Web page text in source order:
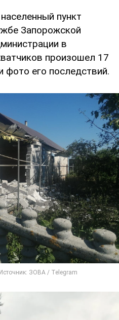
пункт
Запорожской
в
произошел 17
фото его последствий.